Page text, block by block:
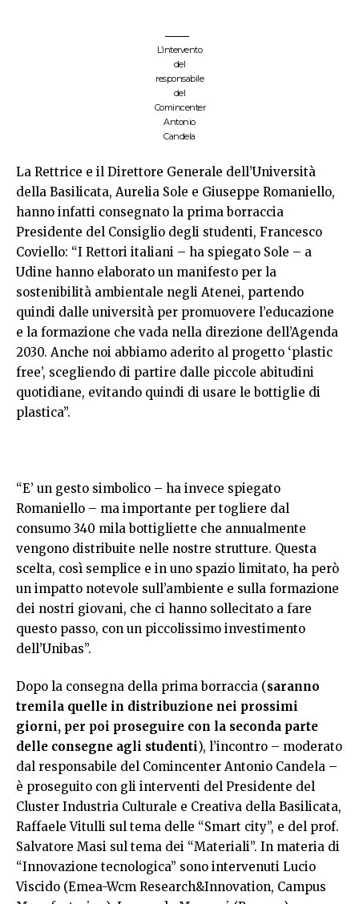
L’intervento
del
responsabile
del
Comincenter
Antonio
Candela
La Rettrice e il Direttore Generale dell’Università
della Basilicata, Aurelia Sole e Giuseppe Romaniello,
hanno infatti consegnato la prima borraccia
Presidente del Consiglio degli studenti, Francesco
Coviello: “I Rettori italiani – ha spiegato Sole – a
Udine hanno elaborato un manifesto per la
sostenibilità ambientale negli Atenei, partendo
quindi dalle università per promuovere l’educazione
e la formazione che vada nella direzione dell’Agenda
2030. Anche noi abbiamo aderito al progetto ‘plastic
free’, scegliendo di partire dalle piccole abitudini
quotidiane, evitando quindi di usare le bottiglie di
plastica”.
“E’ un gesto simbolico – ha invece spiegato
Romaniello – ma importante per togliere dal
consumo 340 mila bottigliette che annualmente
vengono distribuite nelle nostre strutture. Questa
scelta, così semplice e in uno spazio limitato, ha però
un impatto notevole sull’ambiente e sulla formazione
dei nostri giovani, che ci hanno sollecitato a fare
questo passo, con un piccolissimo investimento
dell’Unibas”.
Dopo la consegna della prima borraccia (saranno
tremila quelle in distribuzione nei prossimi
giorni, per poi proseguire con la seconda parte
delle consegne agli studenti), l’incontro – moderato
dal responsabile del Comincenter Antonio Candela –
è proseguito con gli interventi del Presidente del
Cluster Industria Culturale e Creativa della Basilicata,
Raffaele Vitulli sul tema delle “Smart city”, e del prof.
Salvatore Masi sul tema dei “Materiali”. In materia di
“Innovazione tecnologica” sono intervenuti Lucio
Viscido (Emea-Wcm Research&Innovation, Campus